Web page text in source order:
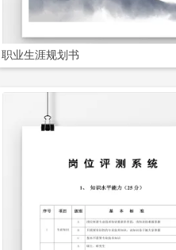
职业生涯规划书